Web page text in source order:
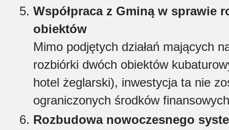
Współpraca z Gminą w sprawie
obiektów
Mimo podjętych działań mających
rozbiórki dwóch obiektów
hotel żeglarski), inwestycja ta nie
ograniczonych środków
Rozbudowa nowoczesnego